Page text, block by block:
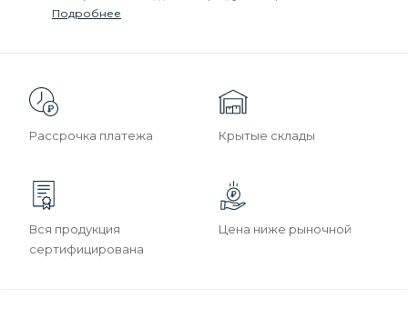
Подробнее
Рассрочка платежа Крытые склады
Вся продукция
сертифицирована
Цена ниже рыночной